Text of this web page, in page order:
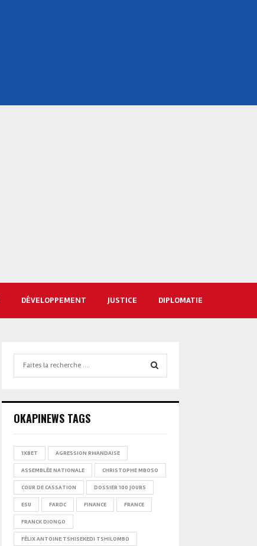
DÉVELOPPEMENT JUSTICE DIPLOMATIE
OKAPINEWS TAGS
1XBET AGRESSION RWANDAISE
ASSEMBLÉE NATIONALE CHRISTOPHE MBOSO
COUR DE CASSATION DOSSIER 100 JOURS
ESU FARDC FINANCE FRANCE
FRANCK DIONGO
FÉLIX ANTOINE TSHISEKEDI TSHILOMBO